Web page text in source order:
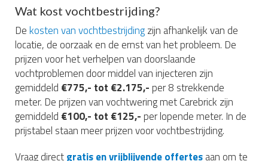
Wat kost vochtbestrijding?
Dekosten van vochtbestrijdingzijn afhankelijk van de
locatie, de oorzaak en de ernst van het probleem. De
prijzen voor het verhelpen van doorslaande
vochtproblemen door middel van injecteren zijn
gemiddeld €775,- tot €2.175,- per 8 strekkende
meter. De prijzen van vochtwering met Carebrick zijn
gemiddeld €100,- tot €125,- per lopende meter. In de
prijstabel staan meer prijzen voor vochtbestrijding.
Vraag directgratis en vrijblijvende offertesaan om te